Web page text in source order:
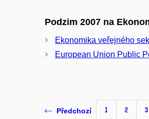
Podzim 2007 na
Ekonomika veřejného
European Union Public
Předchozí 1 2 3